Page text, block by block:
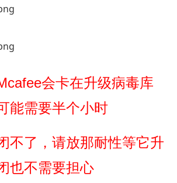
会卡在升级病毒库
能需要半个小时
不了， 请放那耐性等它升
也不需要担心